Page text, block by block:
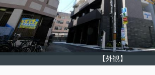
【外観】